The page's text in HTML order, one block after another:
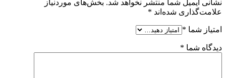
نشانی ایمیل شما منتشر نخواهد شد. بخش‌های موردنیاز
علامت‌گذاری شده‌اند *
امتیاز شما *
دیدگاه شما *